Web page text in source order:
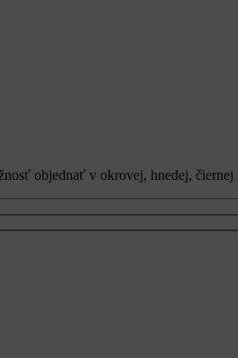
objednať v okrovej, hnedej,